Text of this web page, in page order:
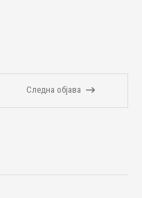
Следна објава